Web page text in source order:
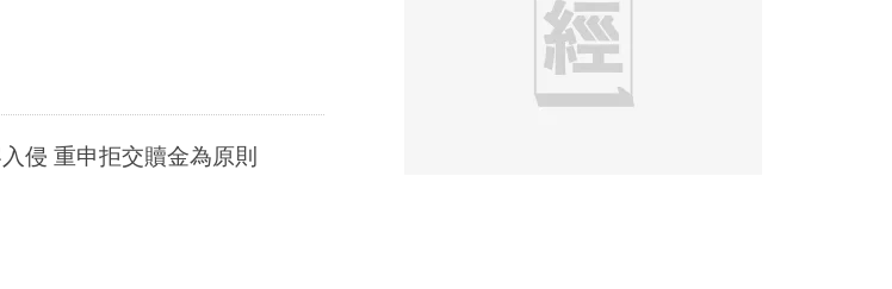
侵 重申拒交贖金為原則